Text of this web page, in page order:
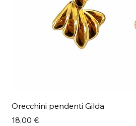
Orecchini pendenti Gilda
Prezzo
18,00 €